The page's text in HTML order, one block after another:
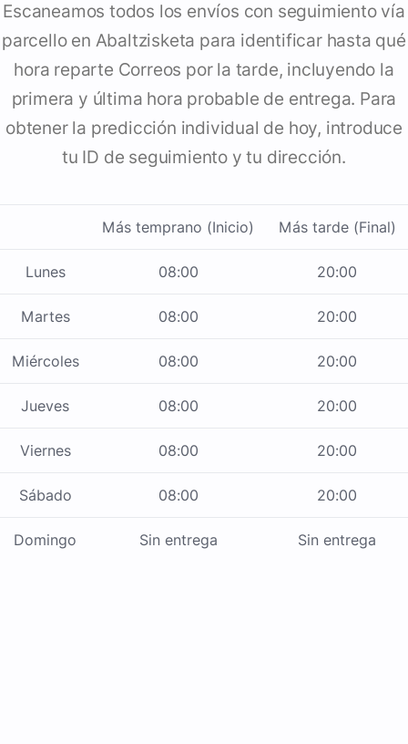
Escaneamos todos los envíos con seguimiento vía
parcello en Abaltzisketa para identificar hasta qué
hora reparte Correos por la tarde, incluyendo la
primera y última hora probable de entrega. Para
obtener la predicción individual de hoy, introduce
tu ID de seguimiento y tu dirección.
Más temprano (Inicio) Más tarde (Final)
Lunes 08:00 20:00
Martes 08:00 20:00
Miércoles 08:00 20:00
Jueves 08:00 20:00
Viernes 08:00 20:00
Sábado 08:00 20:00
Domingo Sin entrega Sin entrega